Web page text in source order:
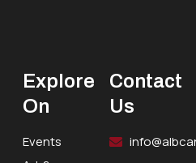
Explore
On
Events
Contact
Us